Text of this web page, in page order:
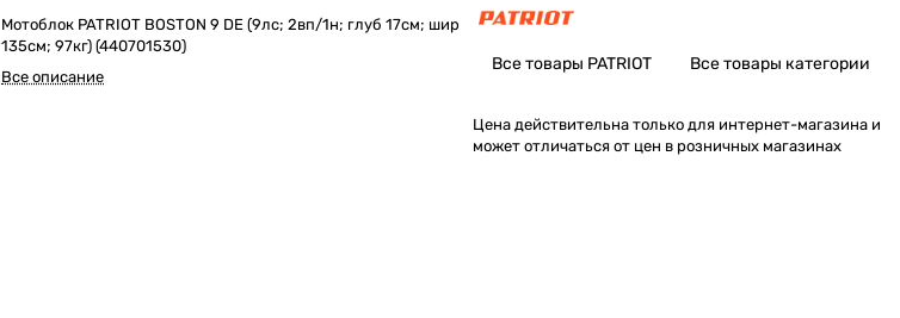
Мотоблок PATRIOT BOSTON 9 DE (9лс; 2вп/1н; глуб 17см; шир
135см; 97кг) (440701530)
Все описание
Все товары PATRIOT Все товары категории
Цена действительна только для интернет-магазина и
может отличаться от цен в розничных магазинах